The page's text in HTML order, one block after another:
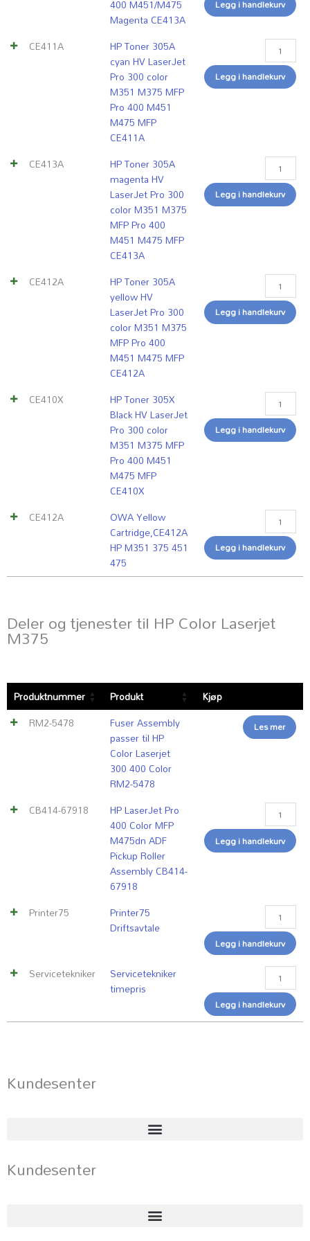
400 M451/M475
Magenta CE413A
Legg i handlekurv
CE411A
HP Toner 305A
cyan HV LaserJet
Pro 300 color
M351 M375 MFP
Pro 400 M451
M475 MFP
CE411A
CE411A
Legg i handlekurv
CE413A
HP Toner 305A
magenta HV
LaserJet Pro 300
color M351 M375
MFP Pro 400
M451 M475 MFP
CE413A
CE413A
Legg i handlekurv
CE412A
HP Toner 305A
yellow HV
LaserJet Pro 300
color M351 M375
MFP Pro 400
M451 M475 MFP
CE412A
CE412A
Legg i handlekurv
CE410X
HP Toner 305X
Black HV LaserJet
Pro 300 color
M351 M375 MFP
Pro 400 M451
M475 MFP
CE410X
CE410X
Legg i handlekurv
CE412A
OWA Yellow
Cartridge,CE412A
HP M351 375 451
475
Legg i handlekurv
Deler og tjenester til HP Color Laserjet
M375
Produktnummer Produkt
Kjøp
RM2-5478
Fuser Assembly
passer til HP
Color Laserjet
300 400 Color
RM2-5478
Les mer
CB414-67918
HP LaserJet Pro
400 Color MFP
M475dn ADF
Pickup Roller
Assembly CB414-
67918
HP
Pro
400
Color
Pickup
Roller
Assembly
CB414-
Legg i handlekurv
Printer75
Printer75
Driftsavtale
Printer75
antall
Legg i handlekurv
Servicetekniker
Servicetekniker
timepris
antall
Legg i handlekurv
Kundesenter
Kundesenter